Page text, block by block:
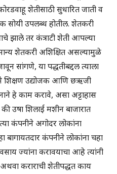
शेतीसाठी सुधारित जाती व
सोयी उपलब्ध होतील. शेतकरी
झाले तर कंत्राटी शेती आपल्या
शेतकरी अशिक्षित असल्यामुळे
सांगणे, या पद्धतीबद्दल त्याला
उद्योजक आणि छऋजी
हे काम करावे, असा अट्टाहास
शिलाई मशीन बाजारात
कंपनीने अगोदर लोकांना
कंपनीने लोकांना चहा
ज्यांना करावयाचा आहे त्यांनी
कराराची शेतीपद्धत काय